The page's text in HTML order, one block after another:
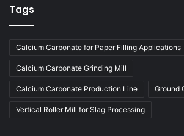
Tags
Calcium Carbonate for Paper Filling Applications
Calcium Carbonate Grinding Mill
Calcium Carbonate Production Line Ground
Vertical Roller Mill for Slag Processing